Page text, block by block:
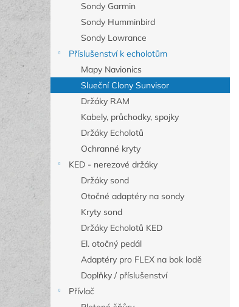
Sondy Garmin
Sondy Humminbird
Sondy Lowrance
Příslušenství k echolotům
Mapy Navionics
Slueční Clony Sunvisor
Držáky RAM
Kabely, průchodky, spojky
Držáky Echolotů
Ochranné kryty
KED - nerezové držáky
Držáky sond
Otočné adaptéry na sondy
Kryty sond
Držáky Echolotů KED
El. otočný pedál
Adaptéry pro FLEX na bok lodě
Doplňky / příslušenství
Přívlač